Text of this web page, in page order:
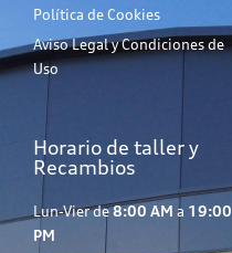
Política de Cookies
Aviso Legal y Condiciones de
Uso
Horario de taller y
Recambios
Lun-Vier de8:00 AM a 19:00
PM